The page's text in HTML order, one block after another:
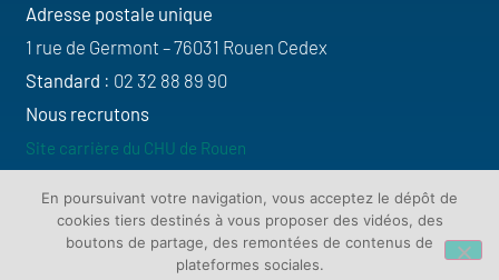
Adresse postale unique
1 rue de Germont – 76031 Rouen Cedex
Standard : 02 32 88 89 90
Nous recrutons
Site carrière du CHU de Rouen
SUIVEZ-NOUS
En poursuivant votre navigation, vous acceptez le dépôt de
cookies tiers destinés à vous proposer des vidéos, des
boutons de partage, des remontées de contenus de
plateformes sociales.